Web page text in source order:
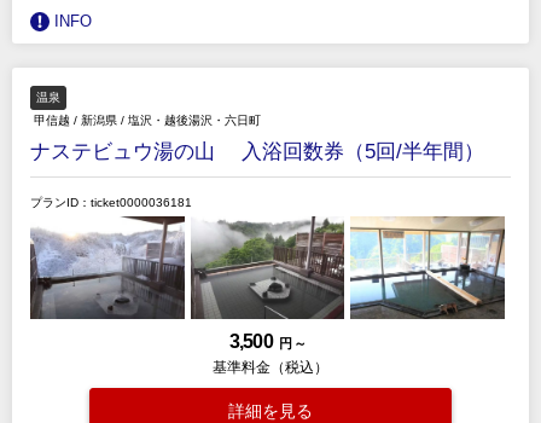
INFO
温泉
甲信越 / 新潟県 / 塩沢・越後湯沢・六日町
ナステビュウ湯の山 入浴回数券（5回/半年間）
プランID：ticket0000036181
3,500 円 ～
基準料金（税込）
詳細を見る